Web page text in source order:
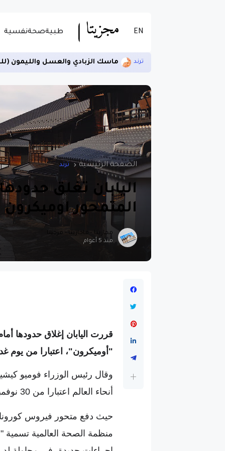
EN طبيةصحةنفسية
ترند ماسك الزبادي والعسل والليمون
الصفحة الرئيسية ترند
اليابان تغلق
المتمحور اوميكرون
مجازيتا - ماجازيتا - مزجيتا
منذ 5 أعوام
قررت اليابان إغلاق حدودها
"أوميكرون"، اعتبارا من يوم غد
وقال رئيس الوزراء فوميو
أنحاء العالم اعتبارا من 30 نوفمبر".
حيث دفع متحور فيروس
منظمة الصحة العالمية تسمية